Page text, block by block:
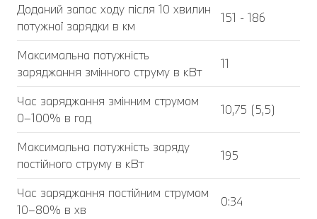
Доданий запас ходу після 10 хвилин
потужної зарядки в км
151 - 186
Максимальна потужність
заряджання змінного струму в кВт
11
Час заряджання змінним струмом
0–100% в год
10,75 (5,5)
Максимальна потужність заряду
постійного струму в кВт
195
Час заряджання постійним струмом
10–80% в хв
0:34